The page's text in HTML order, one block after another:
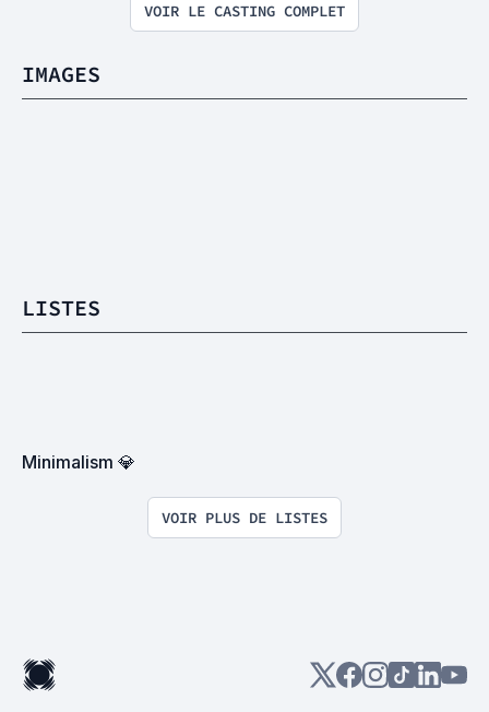
VOIR LE CASTING COMPLET
IMAGES
LISTES
Minimalism 💎
VOIR PLUS DE LISTES